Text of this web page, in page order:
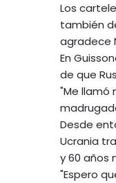
Los
también
agradece
En
de que
"Me llamó
Desde
Ucrania
y 60 años
"Espero